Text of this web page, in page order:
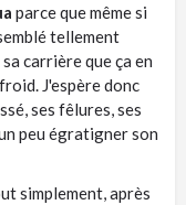
parce que même si
tellement
carrière que ça en
J'espère donc
ses fêlures, ses
peu égratigner son
simplement, après